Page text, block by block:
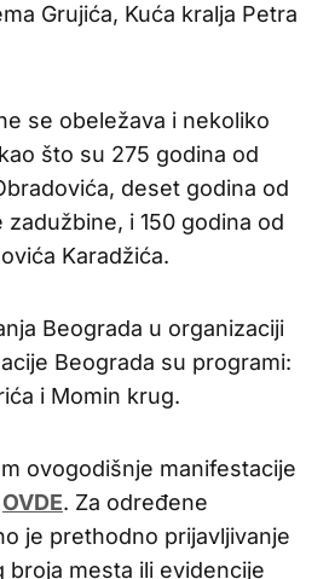
Grujića, Kuća kralja Petra
se obeležava i nekoliko
što su 275 godina od
deset godina od
i 150 godina od
Karadžića.
Beograda u organizaciji
Beograda su programi:
i Momin krug.
ovogodišnje manifestacije
OVDE. Za određene
je prethodno prijavljivanje
broja mesta ili evidencije